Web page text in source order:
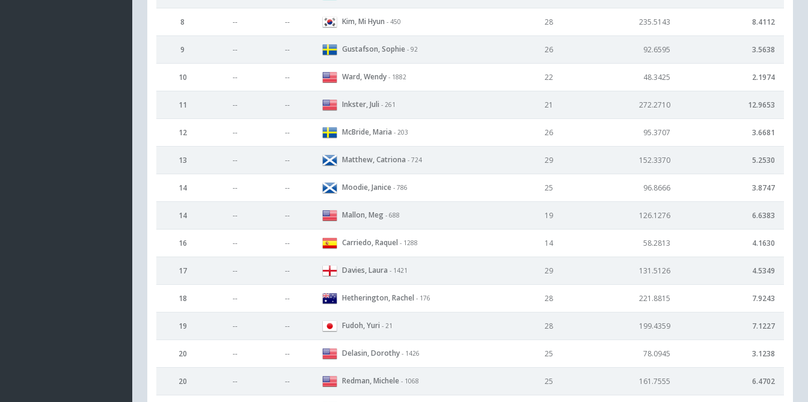
8 -- -- Kim, Mi Hyun - 450 28 235.5143 8.4112
9 -- -- Gustafson, Sophie - 92 26 92.6595 3.5638
10 -- -- Ward, Wendy - 1882 22 48.3425 2.1974
11 -- -- Inkster, Juli - 261 21 272.2710 12.9653
12 -- -- McBride, Maria - 203 26 95.3707 3.6681
13 -- -- Matthew, Catriona - 724 29 152.3370 5.2530
14 -- -- Moodie, Janice - 786 25 96.8666 3.8747
14 -- -- Mallon, Meg - 688 19 126.1276 6.6383
16 -- -- Carriedo, Raquel - 1288 14 58.2813 4.1630
17 -- -- Davies, Laura - 1421 29 131.5126 4.5349
18 -- -- Hetherington, Rachel - 176 28 221.8815 7.9243
19 -- -- Fudoh, Yuri - 21 28 199.4359 7.1227
20 -- -- Delasin, Dorothy - 1426 25 78.0945 3.1238
20 -- -- Redman, Michele - 1068 25 161.7555 6.4702